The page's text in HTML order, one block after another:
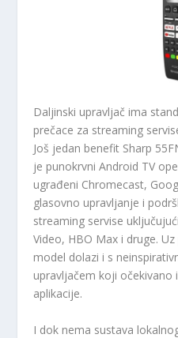
Daljinski upravljač ima
prečace za streaming
Još jedan benefit Sharp
je punokrvni Android TV
ugrađeni Chromecast,
glasovno upravljanje i
streaming servise
Video, HBO Max i druge.
model dolazi i s
upravljačem koji očekivano
aplikacije.
I dok nema sustava